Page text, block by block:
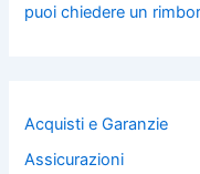
puoi chiedere un
Acquisti e Garanzie
Assicurazioni